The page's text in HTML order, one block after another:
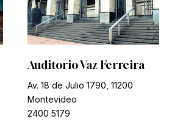
Auditorio Vaz Ferreira
Av. 18 de Julio 1790, 11200
Montevideo
2400 5179